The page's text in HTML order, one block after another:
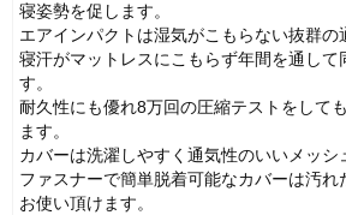
寝姿勢を促します。
エアインパクトは湿気がこもらない抜群の
寝汗がマットレスにこもらず年間を通して
す。
耐久性にも優れ8万回の圧縮テストをして
ます。
カバーは洗濯しやすく通気性のいいメッシ
ファスナーで簡単脱着可能なカバーは汚れ
お使い頂けます。